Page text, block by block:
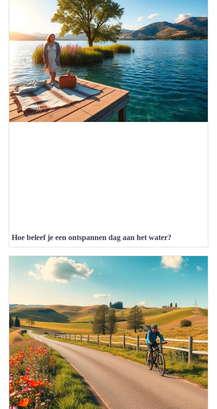
Hoe beleef je een ontspannen dag aan het water?